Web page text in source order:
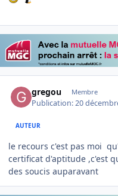
gregou Membre
Publication:20
AUTEUR
le recours c'est pas moi
certificat d'aptitude ,c'est
des soucis auparavant